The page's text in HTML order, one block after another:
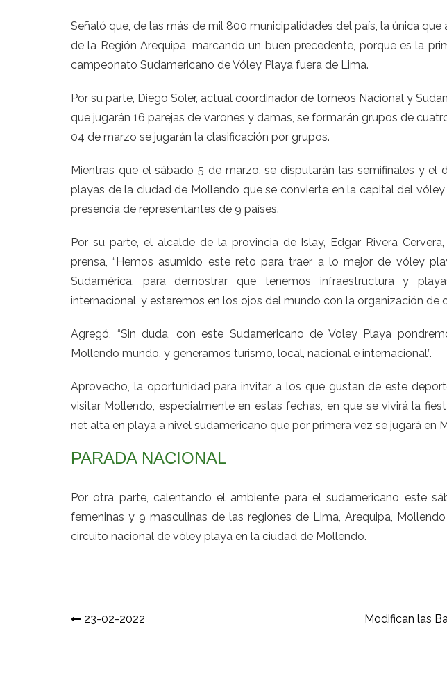
Señaló que, de las más de mil 800 municipalidades del país, la única
de la Región Arequipa, marcando un buen precedente, porque es la
campeonato Sudamericano de Vóley Playa fuera de Lima.
Por su parte, Diego Soler, actual coordinador de torneos Nacional y
que jugarán 16 parejas de varones y damas, se formarán grupos de
04 de marzo se jugarán la clasificación por grupos.
Mientras que el sábado 5 de marzo, se disputarán las semifinales y el
playas de la ciudad de Mollendo que se convierte en la capital del
presencia de representantes de 9 países.
Por su parte, el alcalde de la provincia de Islay, Edgar Rivera
prensa, “Hemos asumido este reto para traer a lo mejor de vóley
Sudamérica, para demostrar que tenemos infraestructura y
internacional, y estaremos en los ojos del mundo con la organización de
Agregó, “Sin duda, con este Sudamericano de Voley Playa
Mollendo mundo, y generamos turismo, local, nacional e internacional”.
Aprovecho, la oportunidad para invitar a los que gustan de este
visitar Mollendo, especialmente en estas fechas, en que se vivirá la
net alta en playa a nivel sudamericano que por primera vez se jugará en
PARADA NACIONAL
Por otra parte, calentando el ambiente para el sudamericano este
femeninas y 9 masculinas de las regiones de Lima, Arequipa,
circuito nacional de vóley playa en la ciudad de Mollendo.
Navegación
23-02-2022 Modifican las